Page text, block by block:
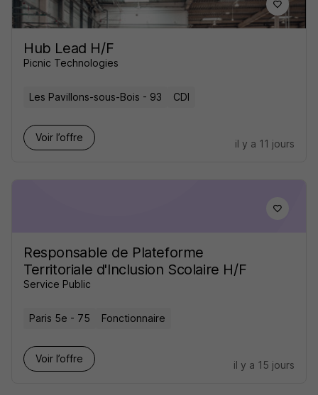
Hub Lead H/F
Picnic Technologies
Les Pavillons-sous-Bois - 93 CDI
Voir l’offre
il y a 11 jours
Responsable de Plateforme
Territoriale d'Inclusion Scolaire H/F
Service Public
Paris 5e - 75 Fonctionnaire
Voir l’offre
il y a 15 jours